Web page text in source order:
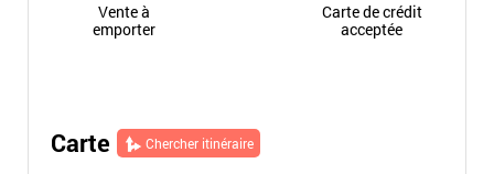
Vente à
emporter
Carte de crédit
acceptée
Carte Chercher itinéraire